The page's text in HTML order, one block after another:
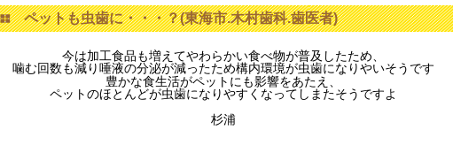
ペットも虫歯に・・・？(東海市.木村歯科.歯医者)
今は加工食品も増えてやわらかい食べ物が普及したため、
噛む回数も減り唾液の分泌が減ったため構内環境が虫歯になりやいそうです
豊かな食生活がペットにも影響をあたえ、
ペットのほとんどが虫歯になりやすくなってしまたそうですよ
杉浦